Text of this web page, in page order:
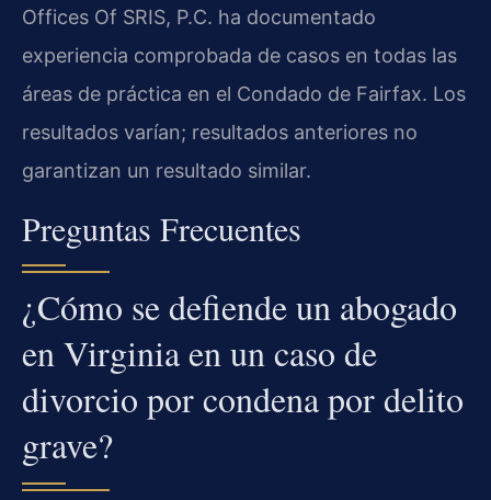
Offices Of SRIS, P.C. ha documentado
experiencia comprobada de casos en todas las
áreas de práctica en el Condado de Fairfax. Los
resultados varían; resultados anteriores no
garantizan un resultado similar.
Preguntas Frecuentes
¿Cómo se defiende un abogado
en Virginia en un caso de
divorcio por condena por delito
grave?